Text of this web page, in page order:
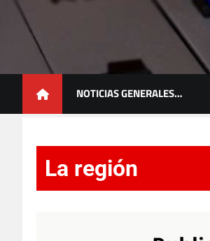
Skip
content
Un nuevo concepto en radio
NOTICIAS GENERALES…
La región